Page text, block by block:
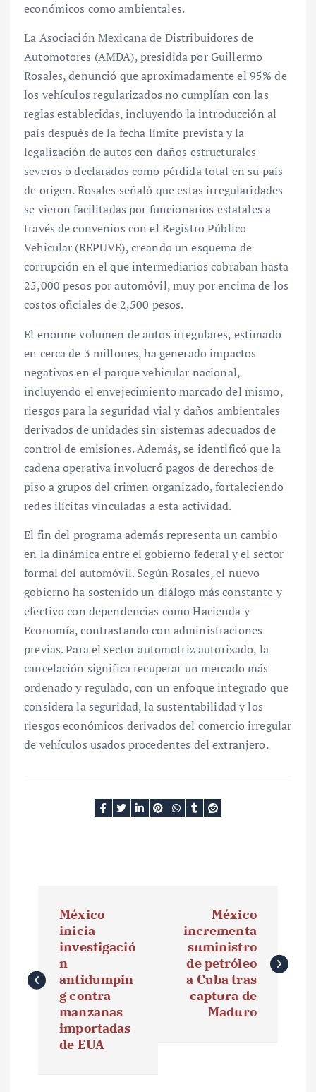
económicos como ambientales.
La Asociación Mexicana de Distribuidores de
Automotores (AMDA), presidida por Guillermo
Rosales, denunció que aproximadamente el 95% de
los vehículos regularizados no cumplían con las
reglas establecidas, incluyendo la introducción al
país después de la fecha límite prevista y la
legalización de autos con daños estructurales
severos o declarados como pérdida total en su país
de origen. Rosales señaló que estas irregularidades
se vieron facilitadas por funcionarios estatales a
través de convenios con el Registro Público
Vehicular (REPUVE), creando un esquema de
corrupción en el que intermediarios cobraban hasta
25,000 pesos por automóvil, muy por encima de los
costos oficiales de 2,500 pesos.
El enorme volumen de autos irregulares, estimado
en cerca de 3 millones, ha generado impactos
negativos en el parque vehicular nacional,
incluyendo el envejecimiento marcado del mismo,
riesgos para la seguridad vial y daños ambientales
derivados de unidades sin sistemas adecuados de
control de emisiones. Además, se identificó que la
cadena operativa involucró pagos de derechos de
piso a grupos del crimen organizado, fortaleciendo
redes ilícitas vinculadas a esta actividad.
El fin del programa además representa un cambio
en la dinámica entre el gobierno federal y el sector
formal del automóvil. Según Rosales, el nuevo
gobierno ha sostenido un diálogo más constante y
efectivo con dependencias como Hacienda y
Economía, contrastando con administraciones
previas. Para el sector automotriz autorizado, la
cancelación significa recuperar un mercado más
ordenado y regulado, con un enfoque integrado que
considera la seguridad, la sustentabilidad y los
riesgos económicos derivados del comercio irregular
de vehículos usados procedentes del extranjero.
e
México
inicia
investigació
n
antidumpin
g contra
manzanas
importadas
de EUA
México
incrementa
suministro
de petróleo
a Cuba tras
captura de
Maduro